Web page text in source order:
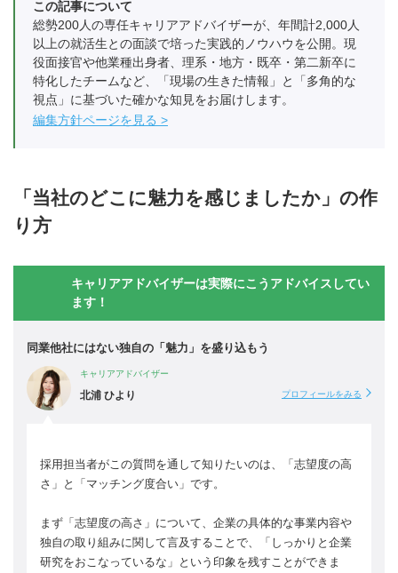
この記事について
総勢200人の専任キャリアアドバイザーが、年間計2,000人
以上の就活生との面談で培った実践的ノウハウを公開。現
役面接官や他業種出身者、理系・地方・既卒・第二新卒に
特化したチームなど、「現場の生きた情報」と「多角的な
視点」に基づいた確かな知見をお届けします。
編集方針ページを見る
「当社のどこに魅力を感じましたか」の作
り方
キャリアアドバイザーは実際にこうアドバイスしてい
ます！
同業他社にはない独自の「魅力」を盛り込もう
キャリアアドバイザー
北浦 ひより プロフィールをみる
採用担当者がこの質問を通して知りたいのは、「志望度の高
さ」と「マッチング度合い」です。
まず「志望度の高さ」について、企業の具体的な事業内容や
独自の取り組みに関して言及することで、「しっかりと企業
研究をおこなっているな」という印象を残すことができま